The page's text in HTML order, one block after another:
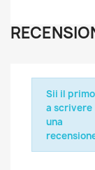
Sii il primo
a scrivere
una